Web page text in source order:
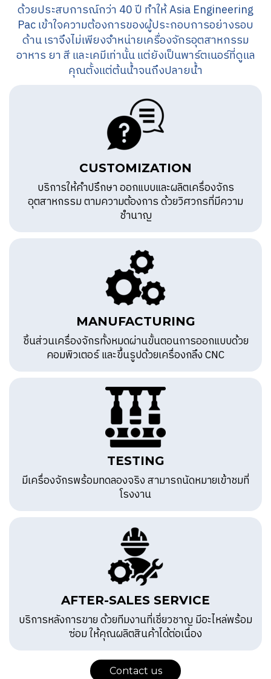
ด้วยประสบการณ์กว่า 40 ปี ทำให้ Asia Engineering
Pac เข้าใจความต้องการของผู้ประกอบการอย่างรอบ
ด้าน เราจึงไม่เพียงจำหน่ายเครื่องจักรอุตสาหกรรม
อาหาร ยา สี และเคมีเท่านั้น แต่ยังเป็นพาร์ตเนอร์ที่ดูแล
คุณตั้งแต่ต้นน้ำจนถึงปลายน้ำ
CUSTOMIZATION
บริการให้คำปรึกษา ออกแบบและผลิตเครื่องจักร
อุตสาหกรรม ตามความต้องการ ด้วยวิศวกรที่มีความ
ชำนาญ
MANUFACTURING
ชิ้นส่วนเครื่องจักรทั้งหมดผ่านขั้นตอนการออกแบบด้วย
คอมพิวเตอร์ และขึ้นรูปด้วยเครื่องกลึง CNC
TESTING
มีเครื่องจักรพร้อมทดลองจริง สามารถนัดหมายเข้าชมที่
โรงงาน
AFTER-SALES SERVICE
บริการหลังการขาย ด้วยทีมงานที่เชี่ยวชาญ มีอะไหล่พร้อม
ซ่อม ให้คุณผลิตสินค้าได้ต่อเนื่อง
Contact us